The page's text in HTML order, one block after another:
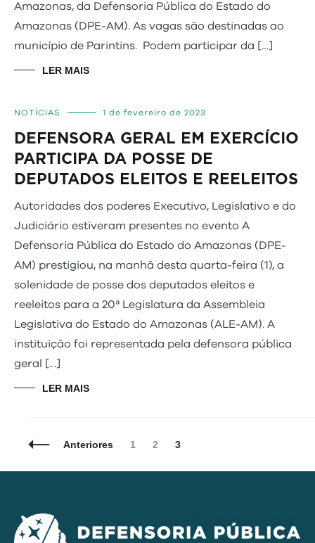
Amazonas, da Defensoria Pública do Estado do
Amazonas (DPE-AM). As vagas são destinadas ao
município de Parintins. Podem participar da […]
LER MAIS
NOTÍCIAS 1 de fevereiro de 2023
DEFENSORA GERAL EM EXERCÍCIO
PARTICIPA DA POSSE DE
DEPUTADOS ELEITOS E REELEITOS
Autoridades dos poderes Executivo, Legislativo e do
Judiciário estiveram presentes no evento A
Defensoria Pública do Estado do Amazonas (DPE-
AM) prestigiou, na manhã desta quarta-feira (1), a
solenidade de posse dos deputados eleitos e
reeleitos para a 20ª Legislatura da Assembleia
Legislativa do Estado do Amazonas (ALE-AM). A
instituição foi representada pela defensora pública
geral […]
LER MAIS
NavegaçãoAnteriores Página
1 Página
2 Página
3